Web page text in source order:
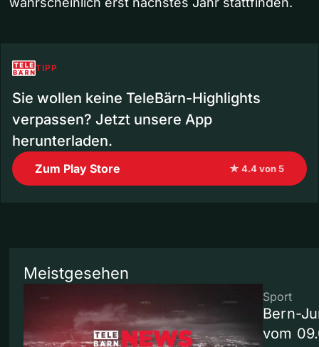
TIPP
Sie wollen keine TeleBärn-Highlights
verpassen? Jetzt unsere App
herunterladen.
Zum Play Store ★ 4.4 von 5
Meistgesehen
Sport
Bern-
vom